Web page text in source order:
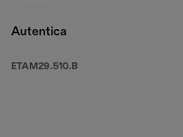
Autentica
ETAM29.510.B